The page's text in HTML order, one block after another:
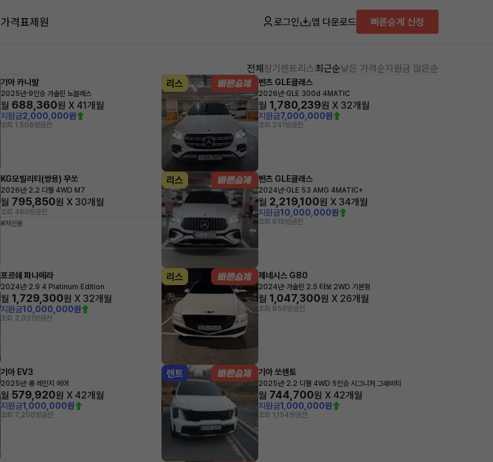
가격표제원 로그인 앱 다운로드 빠른승계 신청
전체 장기렌트리스최근순낮은 가격순지원금 많은순
기아 카니발
2025년·9인승 가솔린 노블레스
월 688,360원 X 41개월
지원금2,000,000원
조회 1,506방금전
리스 벤츠 GLE클래스
2026년·GLE 300d 4MATIC
월 1,780,239원 X 32개월
지원금7,000,000원
조회 241 방금전
KG모빌리티(쌍용) 무쏘
2026년·2.2 디젤 4WD M7
월 795,850원 X 30개월
조회 480방금전
#저신용
리스 벤츠 GLE클래스
2024년·GLE 53 AMG 4MATIC+
월 2,219,100원 X 34개월
지원금10,000,000원
조회 615방금전
포르쉐 파나메라
2024년·2.9 4 Platinum Edition
월 1,729,300원 X 32개월
지원금10,000,000원
조회 2,031 방금전
리스 제네시스 G80
2024년·가솔린 2.5 터보 2WD 기본형
월 1,047,300원 X 26개월
조회 856방금전
기아 EV3
2025년·롱 레인지 에어
월 579,920원 X 42개월
지원금1,000,000원
조회 7,200방금전
렌트 기아 쏘렌토
2025년·2.2 디젤 4WD 5인승 시그니처 그래비티
월 744,700원 X 42개월
지원금1,000,000원
조회 1,154방금전